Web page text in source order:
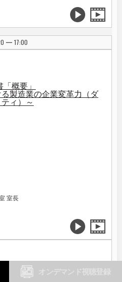
| 17:00
概要」
製造業の企業変革力（ダ
ィ）～
室長
自動運転・MaaS市場